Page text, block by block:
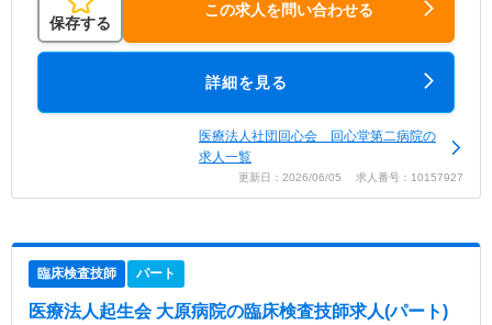
保存する
この求人を問い合わせる
詳細を見る
医療法人社団回心会 回心堂第二病院の
求人一覧
更新日：2026/06/05 求人番号：10157927
臨床検査技師 パート
医療法人起生会 大原病院の臨床検査技師求人(パート)